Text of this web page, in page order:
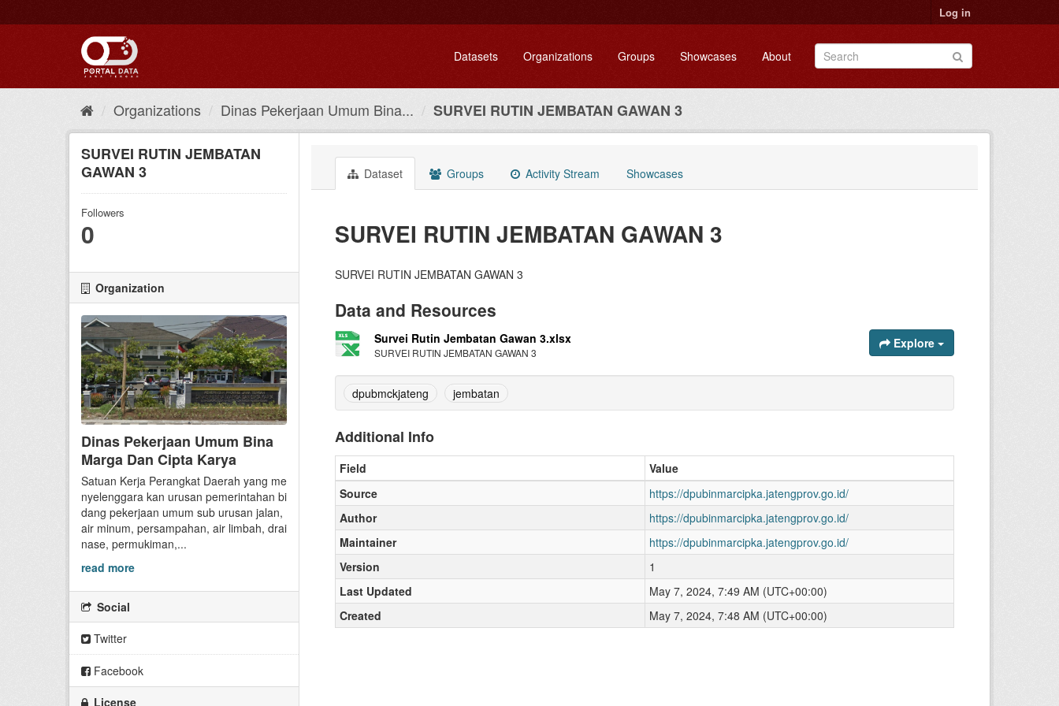
to
Log in
Datasets Organizations Groups Showcases About
Organizations Dinas Pekerjaan Umum Bina... SURVEI RUTIN JEMBATAN GAWAN 3
SURVEI RUTIN JEMBATAN
GAWAN 3
Followers
0
Organization
Dinas Pekerjaan Umum Bina
Marga Dan Cipta Karya
Satuan Kerja Perangkat Daerah yang me
nyelenggara kan urusan pemerintahan bi
dang pekerjaan umum sub urusan jalan,
air minum, persampahan, air limbah, drai
nase, permukiman,...
read more
Social
Twitter
Facebook
License
Dataset Groups Activity Stream Showcases
SURVEI RUTIN JEMBATAN GAWAN 3
SURVEI RUTIN JEMBATAN GAWAN 3
Data and Resources
Survei Rutin Jembatan Gawan 3.xlsx
SURVEI RUTIN JEMBATAN GAWAN 3
Explore
dpubmckjateng jembatan
Additional Info
Field
Value
Source
https://dpubinmarcipka.jatengprov.go.id/
Author
https://dpubinmarcipka.jatengprov.go.id/
Maintainer
https://dpubinmarcipka.jatengprov.go.id/
Version
1
Last Updated
May 7, 2024, 7:49 AM (UTC+00:00)
Created
May 7, 2024, 7:48 AM (UTC+00:00)